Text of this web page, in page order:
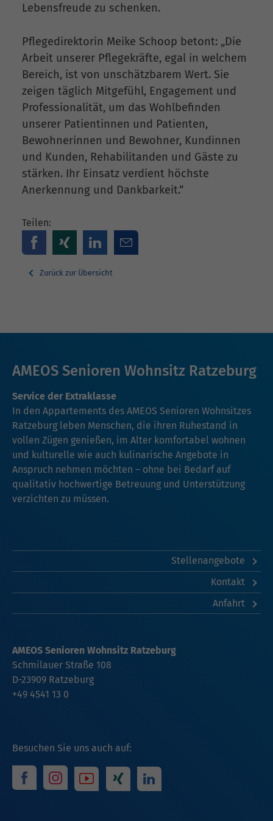
Lebensfreude zu schenken.
Pflegedirektorin Meike Schoop betont: „Die
Arbeit unserer Pflegekräfte, egal in welchem
Bereich, ist von unschätzbarem Wert. Sie
zeigen täglich Mitgefühl, Engagement und
Professionalität, um das Wohlbefinden
unserer Patientinnen und Patienten,
Bewohnerinnen und Bewohner, Kundinnen
und Kunden, Rehabilitanden und Gäste zu
stärken. Ihr Einsatz verdient höchste
Anerkennung und Dankbarkeit.“
Teilen:
Zurück zur Übersicht
AMEOS Senioren Wohnsitz Ratzeburg
Service der Extraklasse
In den Appartements des AMEOS Senioren Wohnsitzes
Ratzeburg leben Menschen, die ihren Ruhestand in
vollen Zügen genießen, im Alter komfortabel wohnen
und kulturelle wie auch kulinarische Angebote in
Anspruch nehmen möchten – ohne bei Bedarf auf
qualitativ hochwertige Betreuung und Unterstützung
verzichten zu müssen.
Stellenangebote
Kontakt
Anfahrt
Besuchen Sie uns auch auf:
AMEOS Senioren Wohnsitz Ratzeburg
Schmilauer Straße 108
D-23909 Ratzeburg
+49 4541 13 0